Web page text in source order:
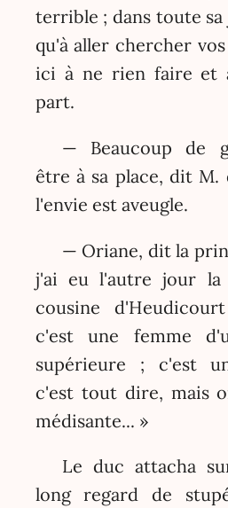
terrible ; dans toute
qu'à aller chercher
ici à ne rien faire et
part.
— Beaucoup de
être à sa place, dit M.
l'envie est aveugle.
— Oriane, dit la
j'ai eu l'autre jour
cousine
c'est une femme
supérieure ; c'est
c'est tout dire, mais
médisante... »
Le duc attacha
long regard de